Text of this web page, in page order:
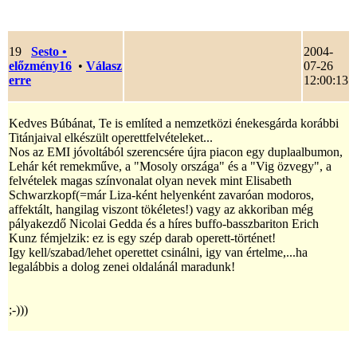
19 Sesto •
előzmény16 • Válasz
erre
2004-
07-26
12:00:13
Kedves Búbánat, Te is említed a nemzetközi énekesgárda korábbi
Titánjaival elkészült operettfelvételeket...
Nos az EMI jóvoltából szerencsére újra piacon egy duplaalbumon,
Lehár két remekműve, a "Mosoly országa" és a "Vig özvegy", a
felvételek magas színvonalat olyan nevek mint Elisabeth
Schwarzkopf(=már Liza-ként helyenként zavaróan modoros,
affektált, hangilag viszont tökéletes!) vagy az akkoriban még
pályakezdő Nicolai Gedda és a híres buffo-basszbariton Erich
Kunz fémjelzik: ez is egy szép darab operett-történet!
Igy kell/szabad/lehet operettet csinálni, igy van értelme,...ha
legalábbis a dolog zenei oldalánál maradunk!
;-)))